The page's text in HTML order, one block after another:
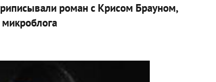
роман с Крисом Брауном,
микроблога